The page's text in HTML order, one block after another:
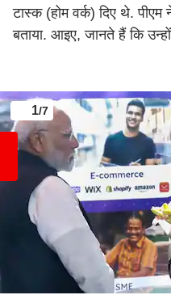
टास्क (होम वर्क) दिए थे.
बताया. आइए, जानते हैं कि
1/7